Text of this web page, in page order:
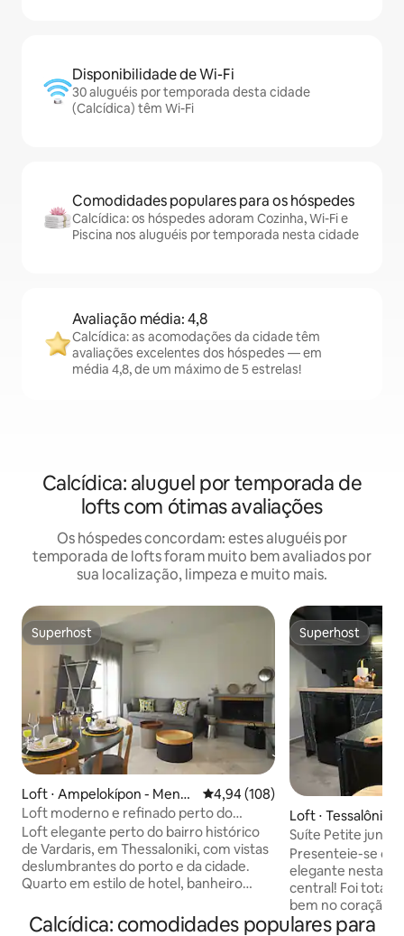
Disponibilidade de Wi-Fi
30 aluguéis por temporada desta cidade
(Calcídica) têm Wi-Fi
Comodidades populares para os hóspedes
Calcídica: os hóspedes adoram Cozinha, Wi-Fi e
Piscina nos aluguéis por temporada nesta cidade
Avaliação média: 4,8
Calcídica: as acomodações da cidade têm
avaliações excelentes dos hóspedes — em
média 4,8, de um máximo de 5 estrelas!
Calcídica: aluguel por temporada de
lofts com ótimas avaliações
Os hóspedes concordam: estes aluguéis por
temporada de lofts foram muito bem avaliados por
sua localização, limpeza e muito mais.
Superhost
Superhost
Loft ⋅ Ampelokípon - Mene
ménis
4,94 de uma avaliação média de
4,94 (108)
Loft moderno e refinado perto do
centro de Thessaloniki
Loft elegante perto do bairro histórico
de Vardaris, em Thessaloniki, com vistas
deslumbrantes do porto e da cidade.
Quarto em estilo de hotel, banheiro
cozinha aconchegante. Com ótimas
Superhost
Superhost
Loft ⋅ Tessalônica
Suíte Petite junto
Presenteie-se
elegante nesta
central! Foi
bem no coração
curta caminhada
Calcídica: comodidades populares para